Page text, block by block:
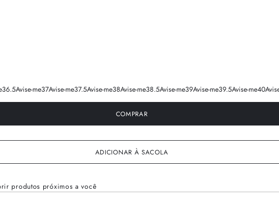
36.5Avise-me37Avise-me37.5Avise-me38Avise-me38.5Avise-me39Avise-me39.5Avise-me40
COMPRAR
ADICIONAR À SACOLA
produtos próximos a você